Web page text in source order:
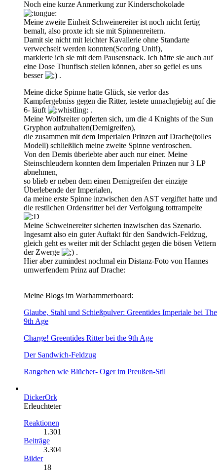
Noch eine kurze Anmerkung zur Kinderschokolade
Meine zweite Einheit Schweinereiter ist noch nicht fertig
bemalt, also proxte ich sie mit Spinnenreitern.
Damit sie nicht mit leichter Kavallerie ohne Standarte
verwechselt werden konnten(Scoring Unit!),
markierte ich sie mit dem Pausensnack. Ich hätte sie auch auf
eine Dose Thunfisch stellen können, aber so gefiel es uns
besser
.
Meine dicke Spinne hatte Glück, sie verlor das
Kampfergebniss gegen die Ritter, testete unnachgiebig auf die
6- läuft
.
Meine Wolfsreiter opferten sich, um die 4 Knights of the Sun
Gryphon aufzuhalten(Demigreifen),
die zusammen mit dem Imperialen Prinzen auf Drache(tolles
Modell) schließlich meine zweite Spinne verdroschen.
Von den Demis überlebte aber auch nur einer. Meine
Steinschleudern konnten dem Imperialen Prinzen nur 3 LP
abnehmen,
so blieb er neben dem einen Demigreifen der einzige
Überlebende der Imperialen,
da meine erste Spinne inzwischen den AST vergiftet hatte und
die restlichen Ordensritter bei der Verfolgung tottrampelte
Meine Schweinereiter sicherten inzwischen das Szenario.
Ingesamt also ein guter Auftakt für den Sandwich-Feldzug,
gleich geht es weiter mit der Schlacht gegen die bösen Vettern
der Zwerge
.
Hier aber zumindest nochmal ein Distanz-Foto von Hannes
umwerfendem Prinz auf Drache:
Meine Blogs im Warhammerboard:
Glaube, Stahl und Schießpulver: Greentides Imperiale bei The
9th Age
Charge! Greentides Ritter bei the 9th Age
Der Sandwich-Feldzug
Rangehen wie Blücher- Oger im Preußen-Stil
DickerOrk
Erleuchteter
Reaktionen
1.301
Beiträge
3.304
Bilder
18